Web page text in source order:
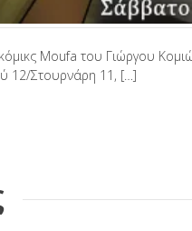
Moufa του Γιώργου
12/Στουρνάρη 11, […]